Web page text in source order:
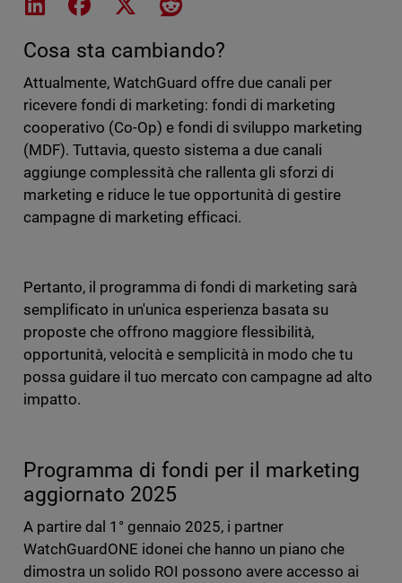
Cosa sta cambiando?
Attualmente, WatchGuard offre due canali per
ricevere fondi di marketing: fondi di marketing
cooperativo (Co-Op) e fondi di sviluppo marketing
(MDF). Tuttavia, questo sistema a due canali
aggiunge complessità che rallenta gli sforzi di
marketing e riduce le tue opportunità di gestire
campagne di marketing efficaci.
Pertanto, il programma di fondi di marketing sarà
semplificato in un'unica esperienza basata su
proposte che offrono maggiore flessibilità,
opportunità, velocità e semplicità in modo che tu
possa guidare il tuo mercato con campagne ad alto
impatto.
Programma di fondi per il marketing
aggiornato 2025
A partire dal 1° gennaio 2025, i partner
WatchGuardONE idonei che hanno un piano che
dimostra un solido ROI possono avere accesso ai